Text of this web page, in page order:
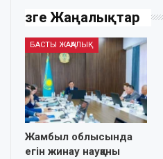
Өзге Жаңалықтар
БАСТЫ ЖАҢАЛЫҚ
Жамбыл облысында
егін жинау науқаны